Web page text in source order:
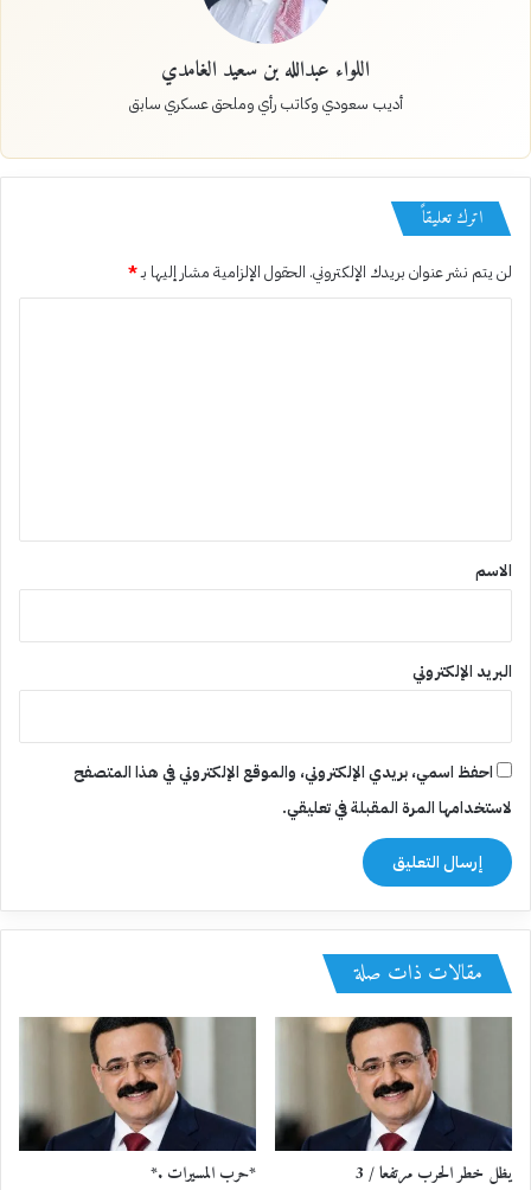
اللواء عبدالله بن سعيد الغامدي
أديب سعودي وكاتب رأي وملحق عسكري سابق
اترك تعليقاً
لن يتم نشر عنوان بريدك الإلكتروني. الحقول الإلزامية مشار إليها بـ*
*
الاسم
البريد الإلكتروني
احفظ اسمي، بريدي الإلكتروني، والموقع الإلكتروني في هذا المتصفح
لاستخدامها المرة المقبلة في تعليقي.
مقالات ذات صلة
يظل خطر الحرب مرتفعا / 3 *حرب المسيرات .*